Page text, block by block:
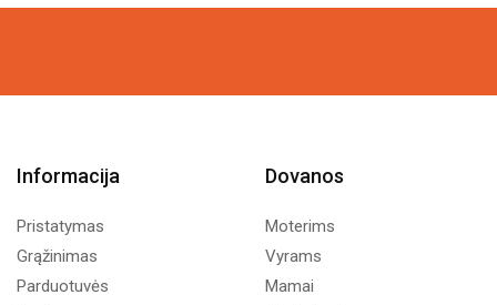
22,00€
Informacija
Pristatymas
Grąžinimas
Parduotuvės
Dovanos
Moterims
Vyrams
Mamai